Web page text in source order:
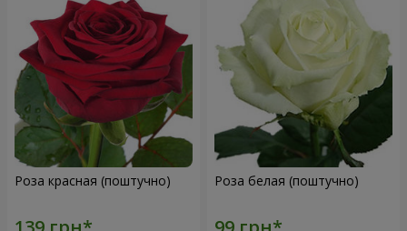
Роза красная (поштучно) Роза белая (поштучно)